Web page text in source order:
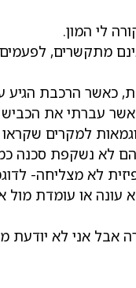
לי המון.
מתקשרים,
כאשר הרכבת
עברתי את
למקרים שקראו
לא נשקפת סכנה
לא מצליחה-
עונה או עומדת
אבל אני לא יודעת